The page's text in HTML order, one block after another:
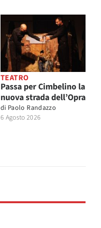
TEATRO
Passa per Cimbelino la
nuova strada dell’Opra
di Paolo Randazzo
6 Agosto 2026